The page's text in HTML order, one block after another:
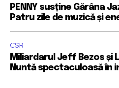
PENNY susține Gărâna
Patru zile de muzică și
CSR
Miliardarul Jeff Bezos și
Nuntă spectaculoasă în